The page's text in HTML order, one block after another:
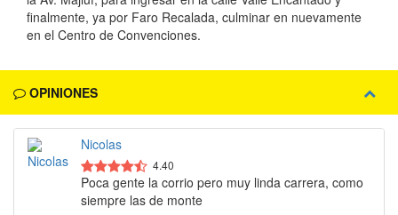
finalmente, ya por Faro Recalada, culminar en nuevamente
en el Centro de Convenciones.
OPINIONES
Nicolas
4.40
Poca gente la corrio pero muy linda carrera, como
siempre las de monte